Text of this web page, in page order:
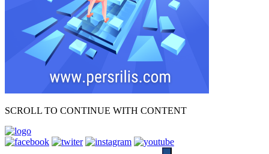
SCROLL TO CONTINUE WITH CONTENT